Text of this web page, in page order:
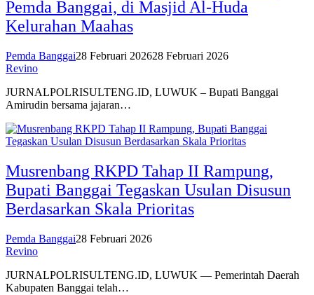
Pemda Banggai, di Masjid Al-Huda
Kelurahan Maahas
Pemda Banggai28 Februari 202628 Februari 2026
Revino
JURNALPOLRISULTENG.ID, LUWUK – Bupati Banggai
Amirudin bersama jajaran…
Musrenbang RKPD Tahap II Rampung,
Bupati Banggai Tegaskan Usulan Disusun
Berdasarkan Skala Prioritas
Pemda Banggai28 Februari 2026
Revino
JURNALPOLRISULTENG.ID, LUWUK — Pemerintah Daerah
Kabupaten Banggai telah…